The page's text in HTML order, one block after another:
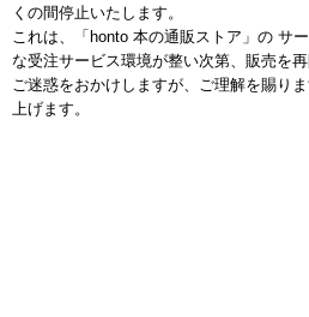
くの間停止いたします。
これは、「honto 本の通販ストア」の サ
な受注サービス環境が整い次第、販売を再
ご迷惑をおかけしますが、ご理解を賜り
上げます。